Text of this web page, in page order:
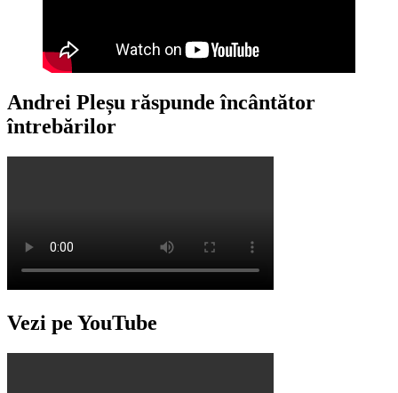
Andrei Pleșu răspunde încântător
întrebărilor
Vezi pe YouTube